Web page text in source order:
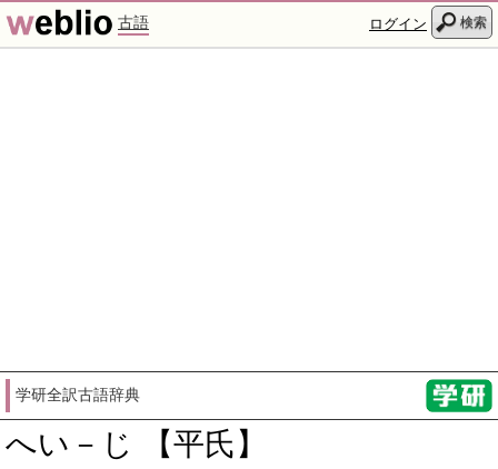
古語 ログイン 検索
学研全訳古語辞典
へい－じ 【平氏】